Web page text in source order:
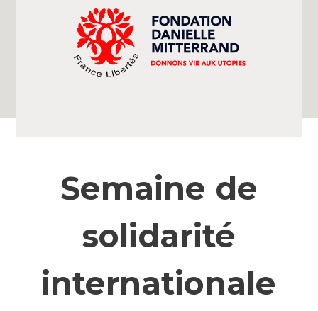
Semaine de
solidarité
internationale